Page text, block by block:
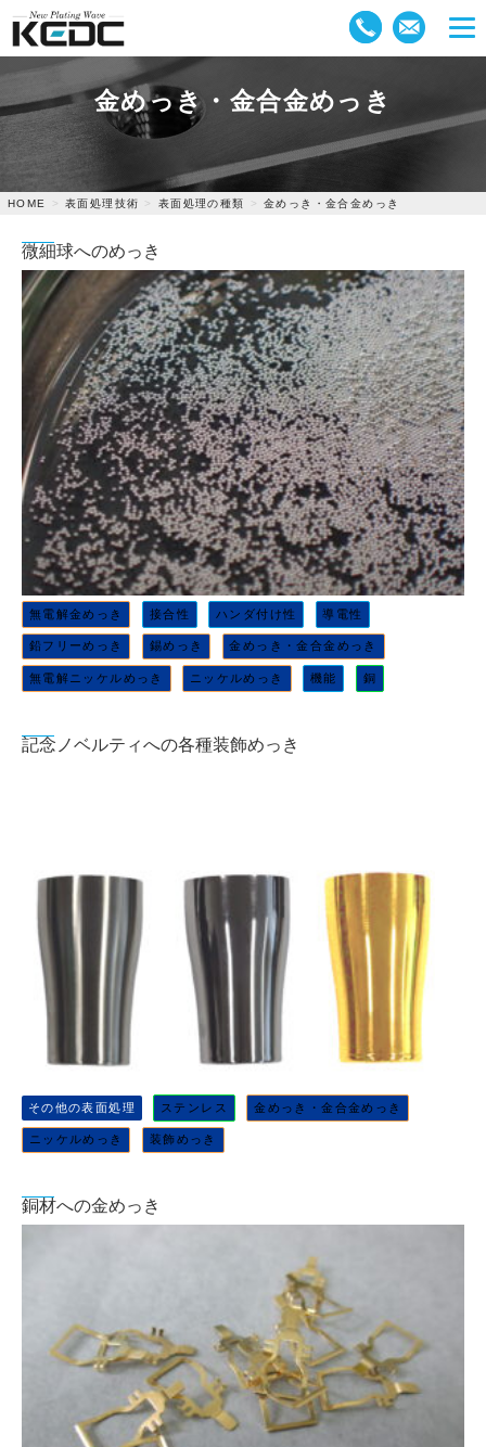
金めっき・金合金めっき
HOME 表面処理技術 表面処理の種類 金めっき・金合金めっき
微細球へのめっき
無電解金めっき 接合性 ハンダ付け性 導電性
鉛フリーめっき 錫めっき 金めっき・金合金めっき
無電解ニッケルめっき ニッケルめっき 機能 銅
記念ノベルティへの各種装飾めっき
その他の表面処理 ステンレス 金めっき・金合金めっき
ニッケルめっき 装飾めっき
銅材への金めっき